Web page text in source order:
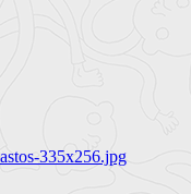
335x256.jpg